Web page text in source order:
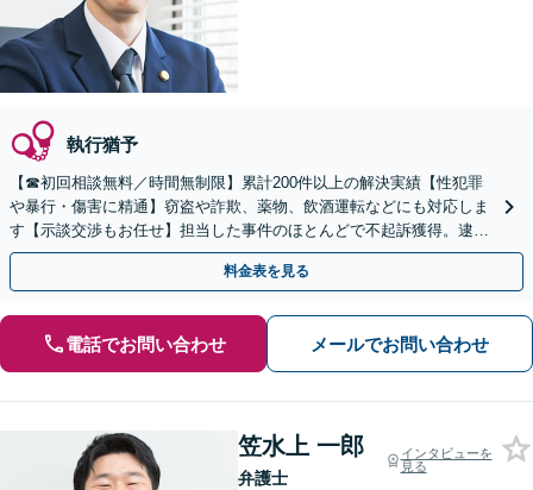
執行猶予
【☎︎初回相談無料／時間無制限】累計200件以上の解決実績【性犯罪
や暴行・傷害に精通】窃盗や詐欺、薬物、飲酒運転などにも対応しま
す【示談交渉もお任せ】担当した事件のほとんどで不起訴獲得。逮捕
前のご相談も可能【土日・夜間相談可】【上尾駅3分】
料金表を見る
電話でお問い合わせ メールでお問い合わせ
笠水上 一郎
弁護士
インタビューを
見る